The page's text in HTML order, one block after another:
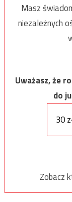
Masz
niezależnych
Uważasz, że
do
30
Zobacz